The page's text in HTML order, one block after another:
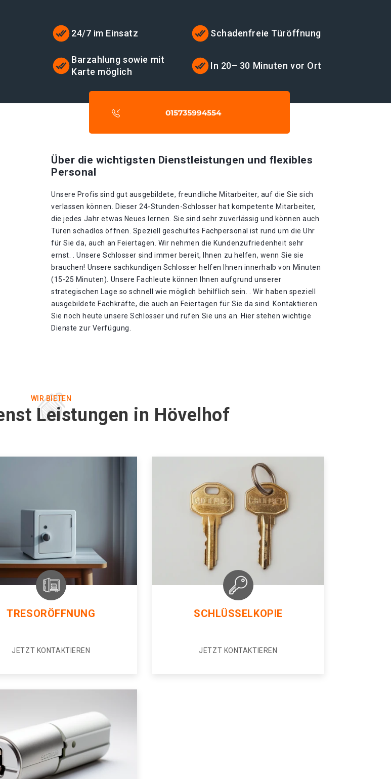
24/7 im Einsatz Schadenfreie Türöffnung
Barzahlung sowie mit
Karte möglich
In 20– 30 Minuten vor Ort
Über die wichtigsten Dienstleistungen und flexibles
Personal
Unsere Profis sind gut ausgebildete, freundliche Mitarbeiter, auf die Sie sich
verlassen können. Dieser 24-Stunden-Schlosser hat kompetente Mitarbeiter,
die jedes Jahr etwas Neues lernen. Sie sind sehr zuverlässig und können auch
Türen schadlos öffnen. Speziell geschultes Fachpersonal ist rund um die Uhr
für Sie da, auch an Feiertagen. Wir nehmen die Kundenzufriedenheit sehr
ernst. . Unsere Schlosser sind immer bereit, Ihnen zu helfen, wenn Sie sie
brauchen! Unsere sachkundigen Schlosser helfen Ihnen innerhalb von Minuten
(15-25 Minuten). Unsere Fachleute können Ihnen aufgrund unserer
strategischen Lage so schnell wie möglich behilflich sein. . Wir haben speziell
ausgebildete Fachkräfte, die auch an Feiertagen für Sie da sind. Kontaktieren
Sie noch heute unsere Schlosser und rufen Sie uns an. Hier stehen wichtige
Dienste zur Verfügung.
WIR BIETEN
Leistungen in Hövelhof
TRESORÖFFNUNG
JETZT KONTAKTIEREN
SCHLÜSSELKOPIE
JETZT KONTAKTIEREN